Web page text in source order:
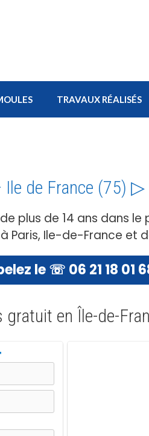
TRAVAUX RÉALISÉS
de France (75)
plus de 14 ans dans
Ile-de-France et
le ☏ 06 21 18 01
gratuit en Île-de-